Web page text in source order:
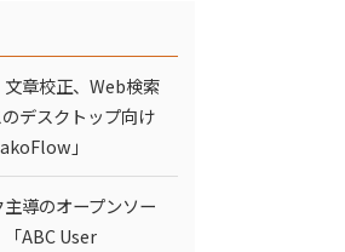
章校正、Web検索
デスクトップ向け
」
導のオープンソー
ABC User